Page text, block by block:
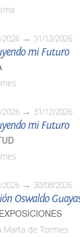
2026 31/12/2026
mi Futuro
2026 31/12/2026
mi Futuro
2026 30/08/2026
Oswaldo
Marta de Tormes